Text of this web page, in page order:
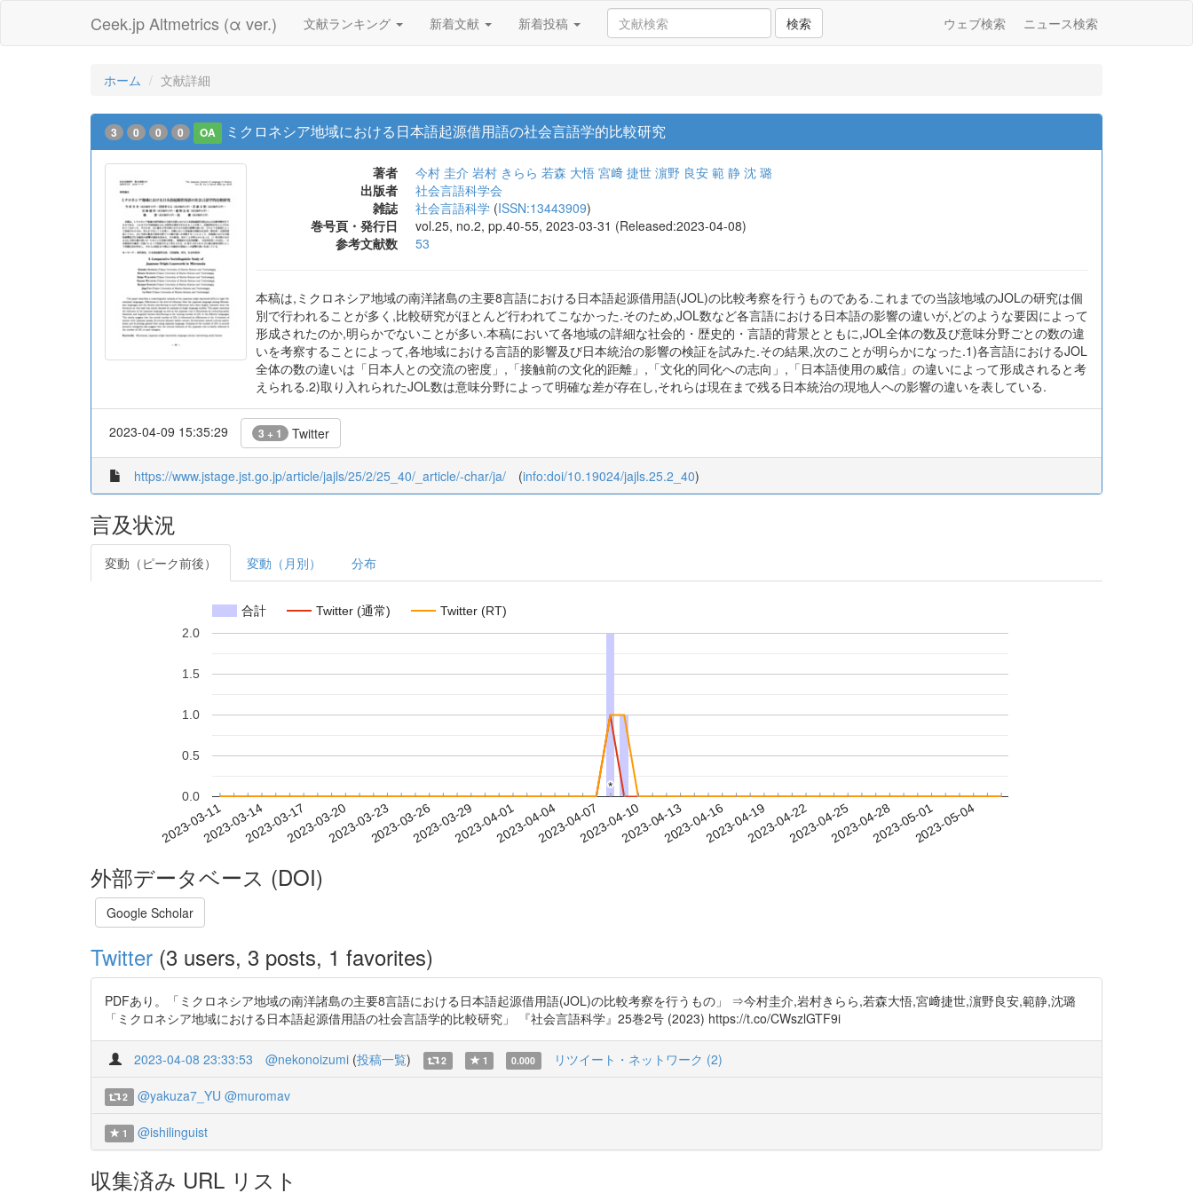
Ceek.jp Altmetrics (α ver.) 文献ランキング 新着文献 新着投稿 検索 ウェブ検索 ニュース検索
ホーム 文献詳細
3 0 0 0 OA ミクロネシア地域における日本語起源借用語の社会言語学的比較研究
著者 今村 圭介 岩村 きらら 若森 大悟 宮﨑 捷世 濵野 良安 範 静 沈 璐
出版者
社会言語科学会
雑誌
社会言語科学 (ISSN:13443909)
巻号頁・発行日
vol.25, no.2, pp.40-55, 2023-03-31 (Released:2023-04-08)
参考文献数
53
本稿は,ミクロネシア地域の南洋諸島の主要8言語における日本語起源借用語(JOL)の比較考察を行うものである.これまでの当該地域のJOLの研究は個
別で行われることが多く,比較研究がほとんど行われてこなかった.そのため,JOL数など各言語における日本語の影響の違いが,どのような要因によって
形成されたのか,明らかでないことが多い.本稿において各地域の詳細な社会的・歴史的・言語的背景とともに,JOL全体の数及び意味分野ごとの数の違
いを考察することによって,各地域における言語的影響及び日本統治の影響の検証を試みた.その結果,次のことが明らかになった.1)各言語におけるJOL
全体の数の違いは「日本人との交流の密度」,「接触前の文化的距離」,「文化的同化への志向」,「日本語使用の威信」の違いによって形成されると考
えられる.2)取り入れられたJOL数は意味分野によって明確な差が存在し,それらは現在まで残る日本統治の現地人への影響の違いを表している.
2023-04-09 15:35:29 3 + 1 Twitter
https://www.jstage.jst.go.jp/article/jajls/25/2/25_40/_article/-char/ja/ (info:doi/10.19024/jajls.25.2_40)
言及状況
変動（ピーク前後） 変動（月別） 分布
合計 Twitter (通常) Twitter (RT)
2023-03-112023-03-142023-03-172023-03-202023-03-232023-03-262023-03-292023-04-012023-04-042023-04-072023-04-102023-04-132023-04-162023-04-192023-04-222023-04-252023-04-282023-05-012023-05-04
0.0
0.5
1.0
1.5
2.0
*
*
外部データベース (DOI)
Google Scholar
Twitter (3 users, 3 posts, 1 favorites)
PDFあり。「ミクロネシア地域の南洋諸島の主要8言語における日本語起源借用語(JOL)の比較考察を行うもの」 ⇒今村圭介,岩村きらら,若森大悟,宮﨑捷世,濵野良安,範静,沈璐
「ミクロネシア地域における日本語起源借用語の社会言語学的比較研究」 『社会言語科学』25巻2号 (2023) https://t.co/CWszlGTF9i
2023-04-08 23:33:53 @nekonoizumi (投稿一覧) 2 1 0.000 リツイート・ネットワーク (2)
2 @yakuza7_YU @muromav
1 @ishilinguist
収集済み URL リスト